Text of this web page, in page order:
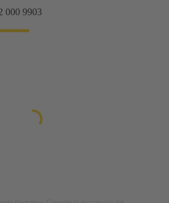
000 9903